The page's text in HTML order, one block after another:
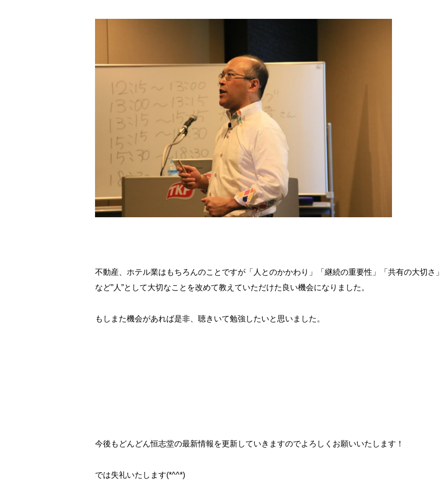
不動産、ホテル業はもちろんのことですが「人とのかかわり」「継続の重要性」「共有の大切さ」
など”人”として大切なことを改めて教えていただけた良い機会になりました。
もしまた機会があれば是非、聴きいて勉強したいと思いました。
今後もどんどん恒志堂の最新情報を更新していきますのでよろしくお願いいたします！
では失礼いたします(*^^*)